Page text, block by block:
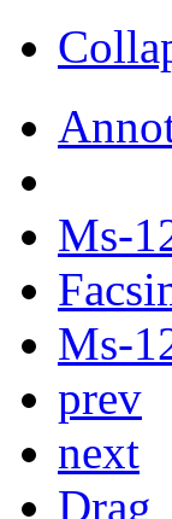
Ms-
Ms-
prev
next
Drag